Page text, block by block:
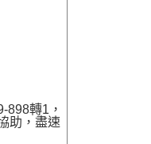
898轉1，
助，盡速